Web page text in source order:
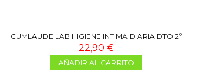
CUMLAUDE LAB HIGIENE INTIMA DIARIA DTO 2º
UNIDAD 2X 500 ML
22,90 €
AÑADIR AL CARRITO